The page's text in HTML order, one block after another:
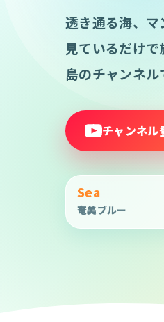
透き通る海、マ
見ているだけ
島のチャンネル
チャンネル
Sea
奄美ブルー